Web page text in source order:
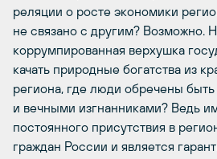
реляции о росте экономики
не связано с другим? Возможно.
коррумпированная верхушка
качать природные богатства из
региона, где люди обречены
и вечными изгнанниками? Ведь
постоянного присутствия в
граждан России и является